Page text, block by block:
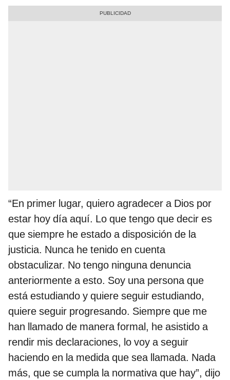
“En primer lugar, quiero agradecer a Dios por
estar hoy día aquí. Lo que tengo que decir es
que siempre he estado a disposición de la
justicia. Nunca he tenido en cuenta
obstaculizar. No tengo ninguna denuncia
anteriormente a esto. Soy una persona que
está estudiando y quiere seguir estudiando,
quiere seguir progresando. Siempre que me
han llamado de manera formal, he asistido a
rendir mis declaraciones, lo voy a seguir
haciendo en la medida que sea llamada. Nada
más, que se cumpla la normativa que hay”, dijo